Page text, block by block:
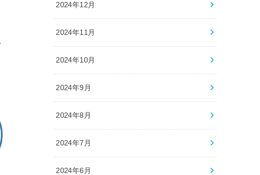
2024年12月
2024年11月
2024年10月
2024年9月
2024年8月
2024年7月
2024年6月